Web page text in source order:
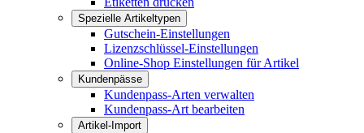
Spezielle Artikeltypen
Gutschein-Einstellungen
Lizenzschlüssel-Einstellungen
Online-Shop Einstellungen für Artikel
Kundenpässe
Kundenpass-Arten verwalten
Kundenpass-Art bearbeiten
Artikel-Import